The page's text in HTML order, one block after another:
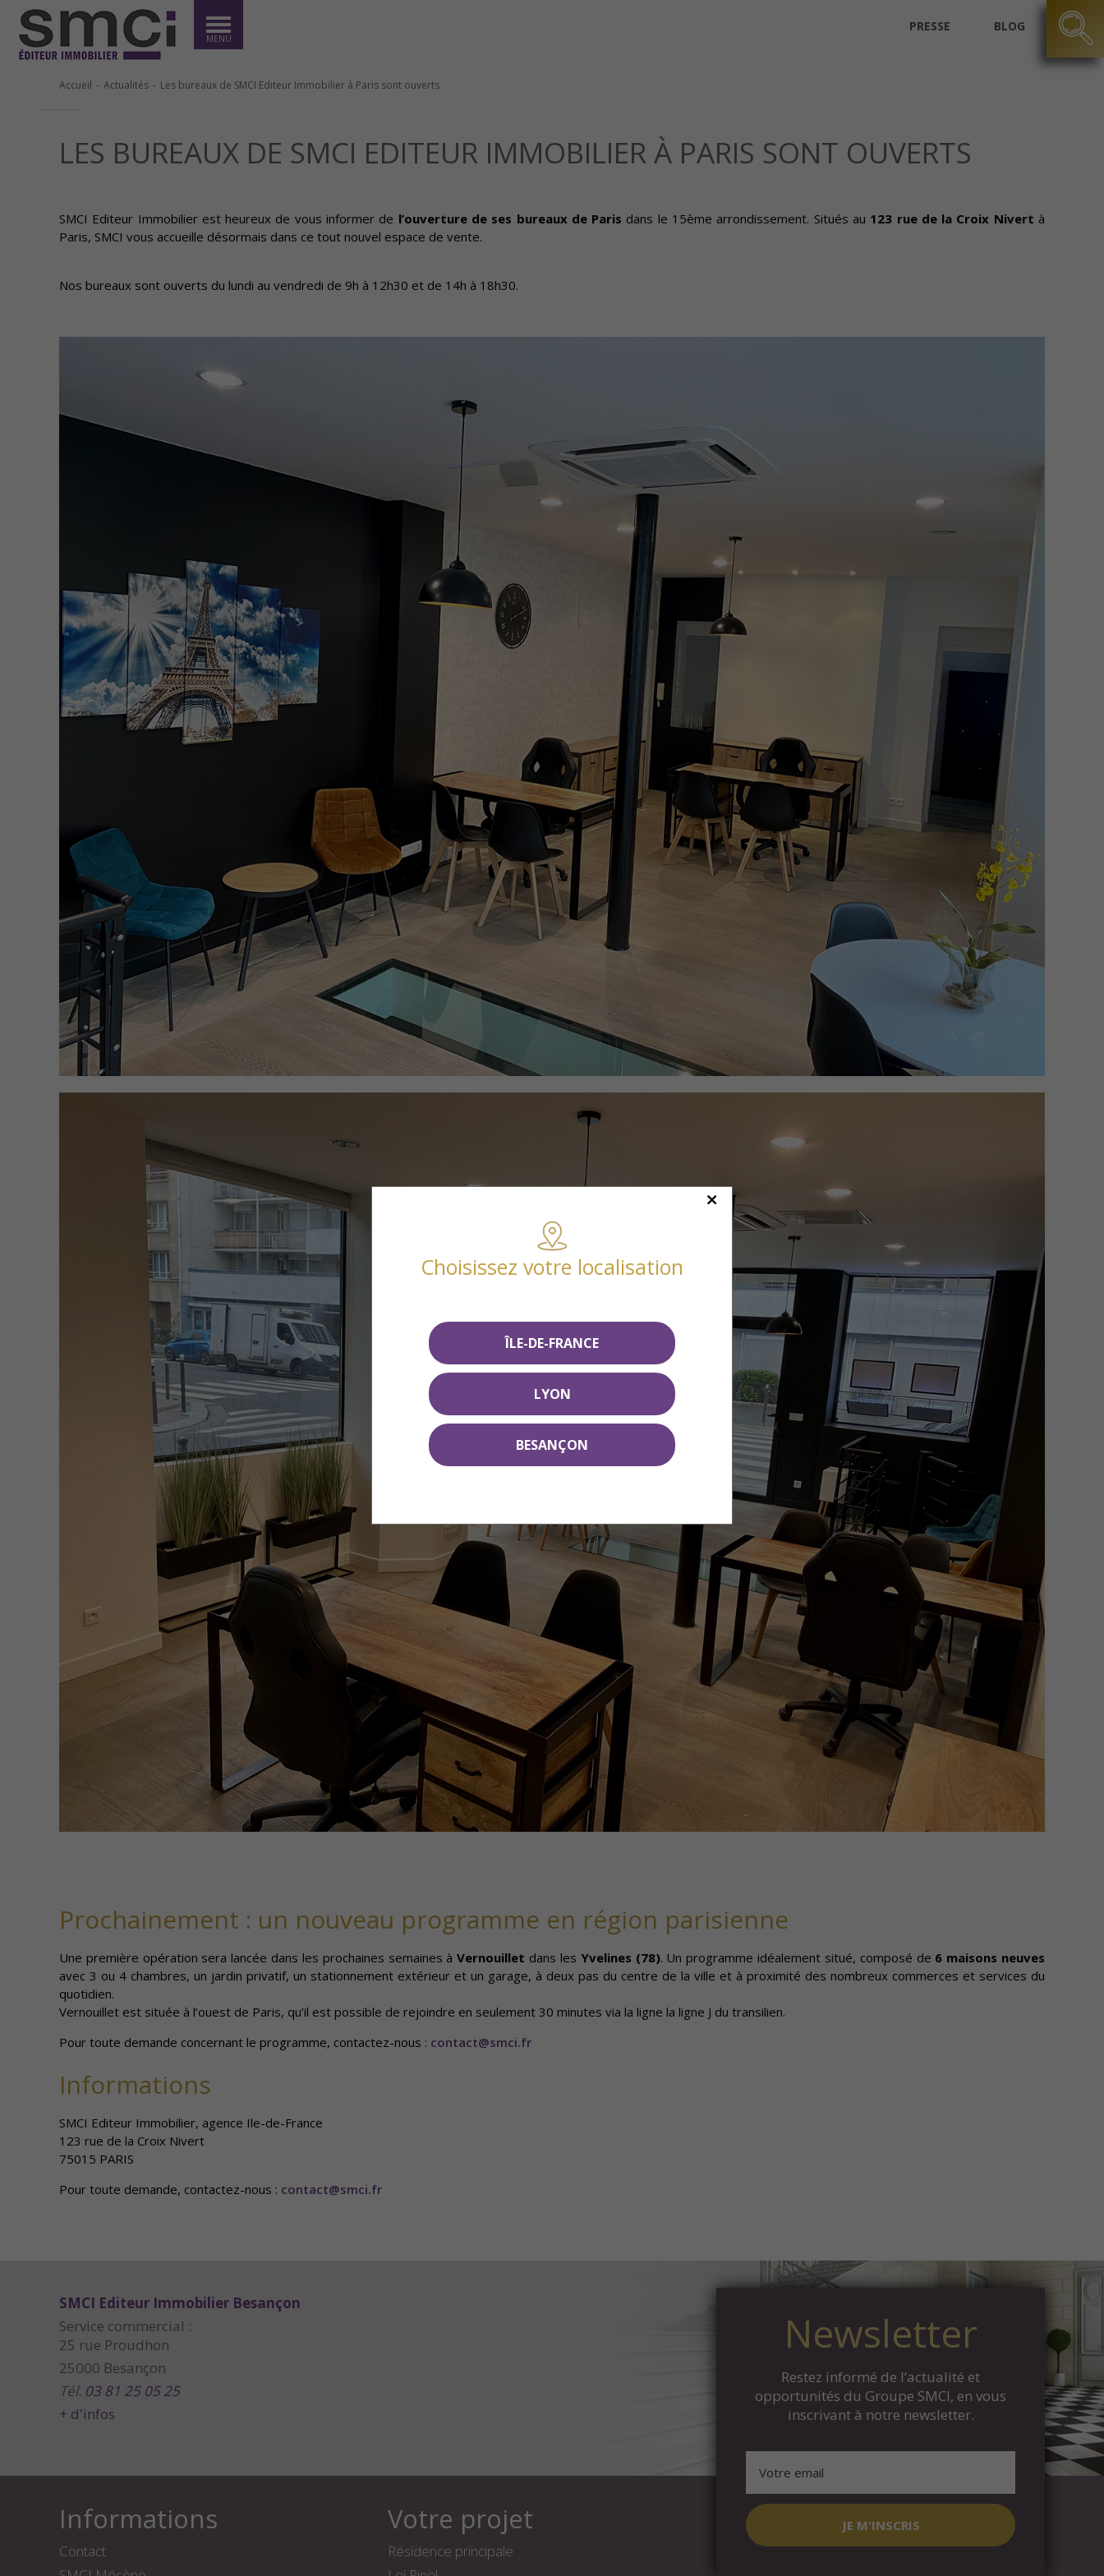
MENU
PRESSE BLOG
Accueil Actualités Les bureaux de SMCI Editeur Immobilier à Paris sont ouverts
LES BUREAUX DE SMCI EDITEUR IMMOBILIER À PARIS SONT OUVERTS
SMCI Editeur Immobilier est heureux de vous informer de l’ouverture de ses bureaux de Paris dans le 15ème arrondissement. Situés au 123 rue de la Croix Nivert à
Paris, SMCI vous accueille désormais dans ce tout nouvel espace de vente.
Nos bureaux sont ouverts du lundi au vendredi de 9h à 12h30 et de 14h à 18h30.
Prochainement : un nouveau programme en région parisienne
Une première opération sera lancée dans les prochaines semaines àVernouillet dans les Yvelines (78). Un programme idéalement situé, composé de 6 maisons neuves
avec 3 ou 4 chambres, un jardin privatif, un stationnement extérieur et un garage, à deux pas du centre de la ville et à proximité des nombreux commerces et services du
quotidien.
Vernouillet est située à l’ouest de Paris, qu’il est possible de rejoindre en seulement 30 minutes via la ligne la ligne J du transilien.
Pour toute demande concernant le programme, contactez-nous : contact@smci.fr
Informations
SMCI Editeur Immobilier, agence Ile-de-France
123 rue de la Croix Nivert
75015 PARIS
Pour toute demande, contactez-nous : contact@smci.fr
Choisissez votre localisation
ÎLE-DE-FRANCE
LYON
BESANÇON
SMCI Editeur Immobilier Besançon
Service commercial :
25 rue Proudhon
25000 Besançon
Tél. 03 81 25 05 25
+ d'infos
Informations
Contact
Votre projet
Résidence principale
Newsletter
Restez informé de l’actualité et
opportunités du Groupe SMCI, en vous
inscrivant à notre newsletter.